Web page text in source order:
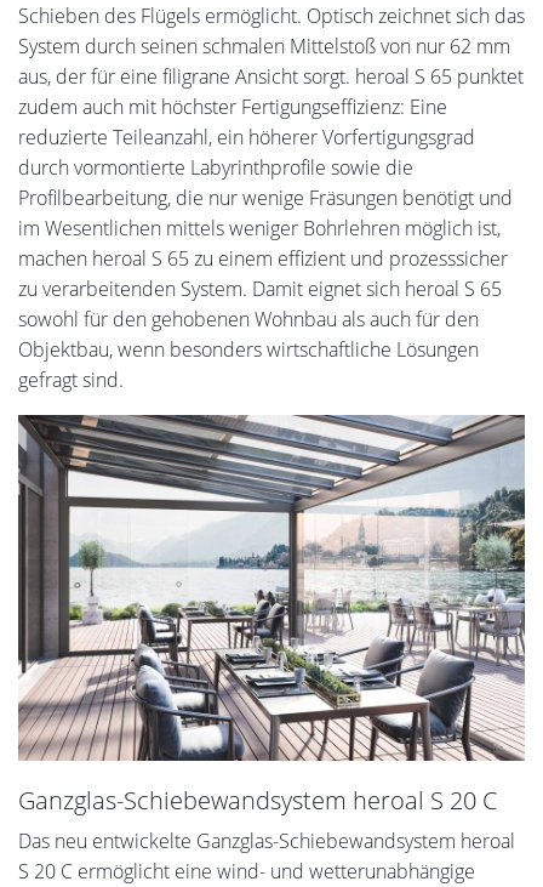
Schieben des Flügels ermöglicht. Optisch zeichnet sich das
System durch seinen schmalen Mittelstoß von nur 62 mm
aus, der für eine filigrane Ansicht sorgt. heroal S 65 punktet
zudem auch mit höchster Fertigungseffizienz: Eine
reduzierte Teileanzahl, ein höherer Vorfertigungsgrad
durch vormontierte Labyrinthprofile sowie die
Profilbearbeitung, die nur wenige Fräsungen benötigt und
im Wesentlichen mittels weniger Bohrlehren möglich ist,
machen heroal S 65 zu einem effizient und prozesssicher
zu verarbeitenden System. Damit eignet sich heroal S 65
sowohl für den gehobenen Wohnbau als auch für den
Objektbau, wenn besonders wirtschaftliche Lösungen
gefragt sind.
Ganzglas-Schiebewandsystem heroal S 20 C
Das neu entwickelte Ganzglas-Schiebewandsystem heroal
S 20 C ermöglicht eine wind- und wetterunabhängige